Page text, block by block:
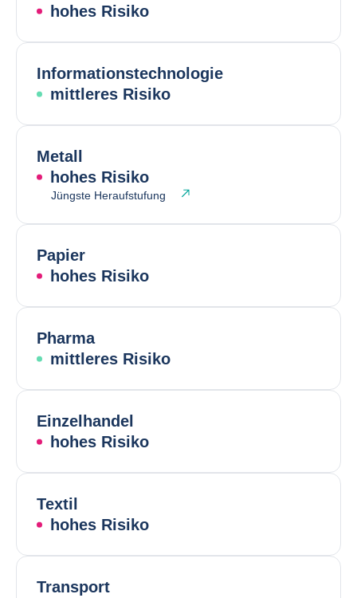
hohes Risiko
Informationstechnologie
mittleres Risiko
Metall
hohes Risiko
Jüngste Heraufstufung
Papier
hohes Risiko
Pharma
mittleres Risiko
Einzelhandel
hohes Risiko
Textil
hohes Risiko
Transport